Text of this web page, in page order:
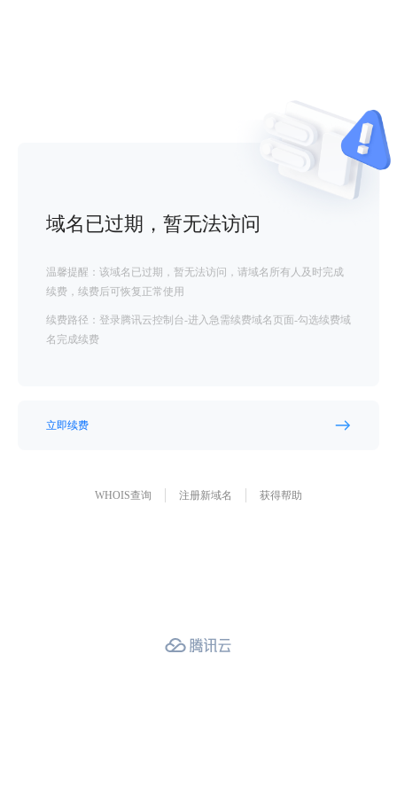
域名已过期，暂无法访问
温馨提醒：该域名已过期，暂无法访问，请域名所有人及时完成
续费，续费后可恢复正常使用
续费路径：登录腾讯云控制台-进入急需续费域名页面-勾选续费域
名完成续费
立即续费
WHOIS查询 注册新域名 获得帮助